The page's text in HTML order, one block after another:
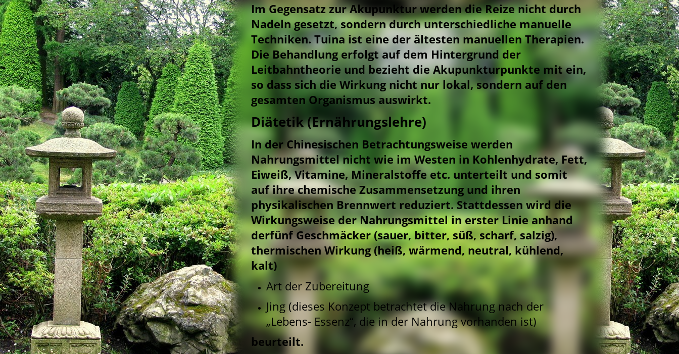
Im Gegensatz zur Akupunktur werden die Reize nicht durch
Nadeln gesetzt, sondern durch unterschiedliche manuelle
Techniken. Tuina ist eine der ältesten manuellen Therapien.
Die Behandlung erfolgt auf dem Hintergrund der
Leitbahntheorie und bezieht die Akupunkturpunkte mit ein,
so dass sich die Wirkung nicht nur lokal, sondern auf den
gesamten Organismus auswirkt.
Diätetik (Ernährungslehre)
In der Chinesischen Betrachtungsweise werden
Nahrungsmittel nicht wie im Westen in Kohlenhydrate, Fett,
Eiweiß, Vitamine, Mineralstoffe etc. unterteilt und somit
auf ihre chemische Zusammensetzung und ihren
physikalischen Brennwert reduziert. Stattdessen wird die
Wirkungsweise der Nahrungsmittel in erster Linie anhand
derfünf Geschmäcker (sauer, bitter, süß, scharf, salzig),
thermischen Wirkung (heiß, wärmend, neutral, kühlend,
kalt)
Art der Zubereitung
Jing (dieses Konzept betrachtet die Nahrung nach der
„Lebens- Essenz“, die in der Nahrung vorhanden ist)
beurteilt.